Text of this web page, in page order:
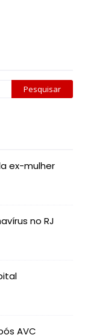
ex-mulher
no RJ
AVC